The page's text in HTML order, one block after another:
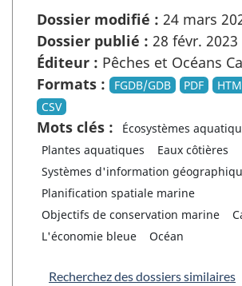
Dossier modifié : 24 mars
Dossier publié : 28 févr. 2023
Éditeur : Pêches et Océans
Formats :
FGDB/GDB PDF
CSV
Mots clés :
Écosystèmes
Plantes aquatiques
Eaux côtières
Systèmes d'information
Planification spatiale marine
Objectifs de conservation marine
L'économie bleue
Océan
Recherchez des dossiers similaires